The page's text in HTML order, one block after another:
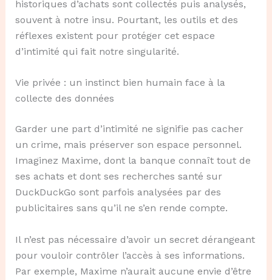
historiques d’achats sont collectés puis analysés,
souvent à notre insu. Pourtant, les outils et des
réflexes existent pour protéger cet espace
d’intimité qui fait notre singularité.
Vie privée : un instinct bien humain face à la
collecte des données
Garder une part d’intimité ne signifie pas cacher
un crime, mais préserver son espace personnel.
Imaginez Maxime, dont la banque connaît tout de
ses achats et dont ses recherches santé sur
DuckDuckGo sont parfois analysées par des
publicitaires sans qu’il ne s’en rende compte.
Il n’est pas nécessaire d’avoir un secret dérangeant
pour vouloir contrôler l’accès à ses informations.
Par exemple, Maxime n’aurait aucune envie d’être